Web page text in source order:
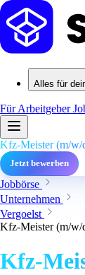
Alles für
Für Arbeitgeber
Kfz-Meister (m/w/
Jetzt bewerben
Jobbörse
Unternehmen
Vergoelst
Kfz-Meister (m/w/
Kfz-